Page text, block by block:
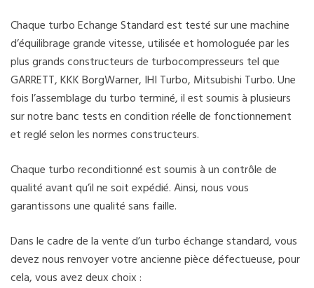
Chaque turbo Echange Standard est testé sur une machine
d’équilibrage grande vitesse, utilisée et homologuée par les
plus grands constructeurs de turbocompresseurs tel que
GARRETT, KKK BorgWarner, IHI Turbo, Mitsubishi Turbo. Une
fois l’assemblage du turbo terminé, il est soumis à plusieurs
sur notre banc tests en condition réelle de fonctionnement
et reglé selon les normes constructeurs.
Chaque turbo reconditionné est soumis à un contrôle de
qualité avant qu’il ne soit expédié. Ainsi, nous vous
garantissons une qualité sans faille.
Dans le cadre de la vente d’un turbo échange standard, vous
devez nous renvoyer votre ancienne pièce défectueuse, pour
cela, vous avez deux choix :